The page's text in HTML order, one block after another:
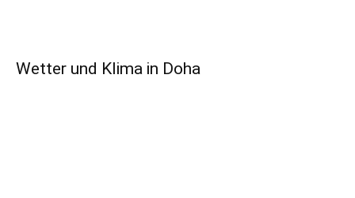
Wetter und Klima in Doha